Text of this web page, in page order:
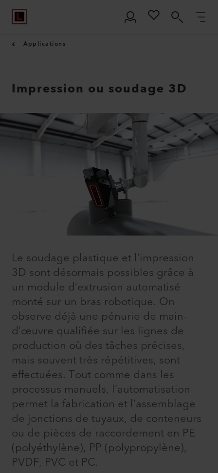
Applications
Impression ou soudage 3D
Le soudage plastique et l’impression
3D sont désormais possibles grâce à
un module d’extrusion automatisé
monté sur un bras robotique. On
observe déjà une pénurie de main-
d’œuvre qualifiée sur les lignes de
production où des tâches précises,
mais souvent très répétitives, sont
effectuées. Tout comme dans les
processus manuels, l’automatisation
permet la fabrication et l’assemblage
de jonctions de tuyaux, de conteneurs
ou de pièces de raccordement en PE
(polyéthylène), PP (polypropylène),
PVDF, PVC et PC.